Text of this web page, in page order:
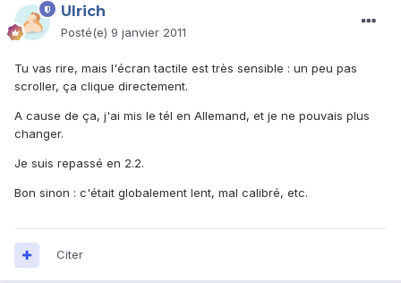
Ulrich
Posté(e) 9 janvier 2011
Tu vas rire, mais l'écran tactile est très sensible : un peu pas
scroller, ça clique directement.
A cause de ça, j'ai mis le tél en Allemand, et je ne pouvais plus
changer.
Je suis repassé en 2.2.
Bon sinon : c'était globalement lent, mal calibré, etc.
Citer